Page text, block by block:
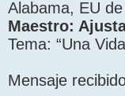
s
t
Alabama, EU
Maestro:
Tema: “Una
Mensaje